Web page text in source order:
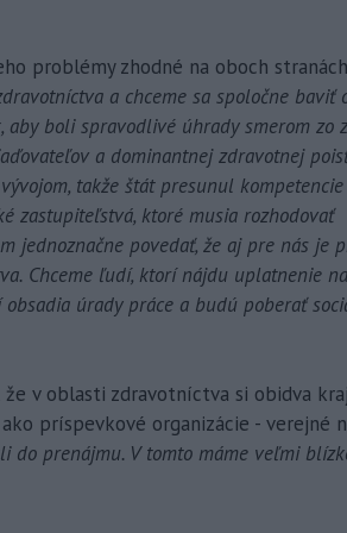
problémy zhodné na oboch
a chceme sa spoločne baviť
boli spravodlivé úhrady smerom zo
a dominantnej zdravotnej
takže štát presunul
zastupiteľstvá, ktoré musia rozhodovať
jednoznačne povedať, že aj pre nás je
Chceme ľudí, ktorí nájdu uplatnenie
úrady práce a budú poberať
že v oblasti zdravotníctva si obidva
príspevkové organizácie - verejné
do prenájmu. V tomto máme veľmi